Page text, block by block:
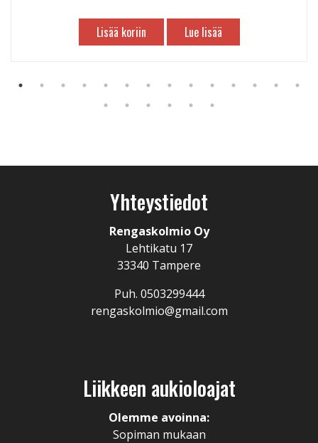
Lisää koriin Lue lisää
Yhteystiedot
Rengaskolmio Oy
Lehtikatu 17
33340 Tampere
Puh. 0503299444
rengaskolmio@gmail.com
Liikkeen aukioloajat
Olemme avoinna:
Sopiman mukaan